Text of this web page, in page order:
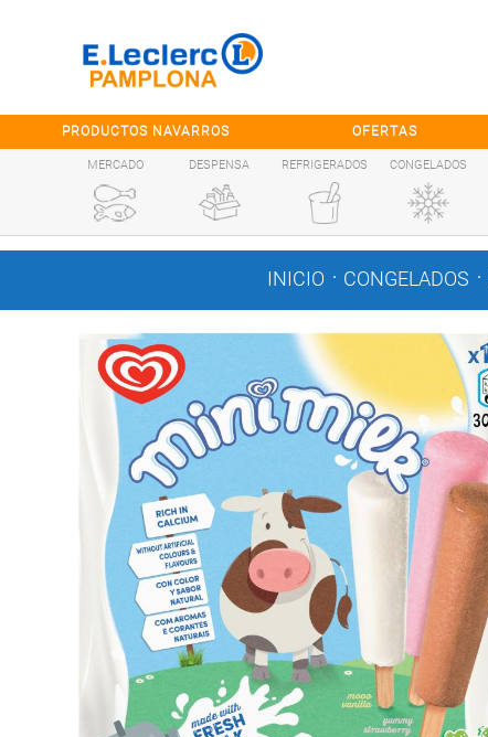
PRODUCTOS NAVARROS OFERTAS
MERCADO DESPENSA REFRIGERADOS CONGELADOS
INICIO . CONGELADOS .